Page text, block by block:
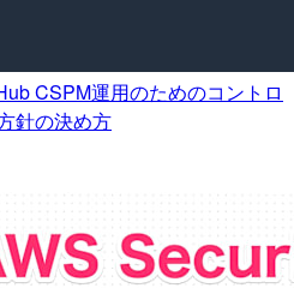
CSPM運用のためのコントロ
針の決め方